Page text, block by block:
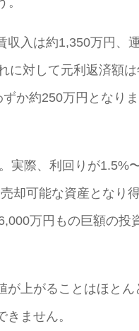
収入は約1,350万円、
に対して元利返済額
か約250万円となりま
実際、利回りが1.5%
却可能な資産となり
万円もの巨額の投
が上がることはほとん
ません。